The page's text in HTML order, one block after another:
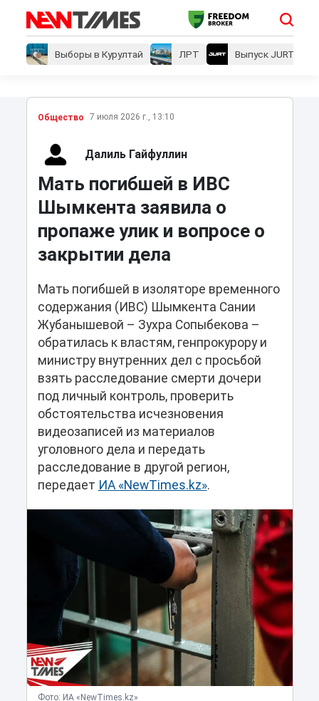
Выборы в Курултай ЛРТ Выпуск JURT
Общество 7 июля 2026 г., 13:10
Далиль Гайфуллин
Мать погибшей в ИВС
Шымкента заявила о
пропаже улик и вопросе о
закрытии дела
Мать погибшей в изоляторе временного
содержания (ИВС) Шымкента Сании
Жубанышевой – Зухра Сопыбекова –
обратилась к властям, генпрокурору и
министру внутренних дел с просьбой
взять расследование смерти дочери
под личный контроль, проверить
обстоятельства исчезновения
видеозаписей из материалов
уголовного дела и передать
расследование в другой регион,
передает ИА «NewTimes.kz».
Фото: ИА «NewTimes.kz»